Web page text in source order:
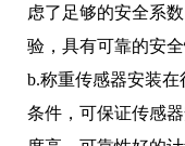
虑了足够的安全系
验，具有可靠的安全
b.称重传感器安装
条件，可保证传感